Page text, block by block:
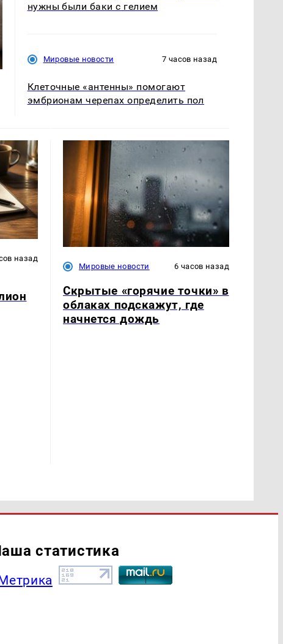
нужны были баки с гелием
Мировые новости 7 часов назад
Клеточные «антенны» помогают
эмбрионам черепах определить пол
назад
Мировые новости 6 часов назад
Скрытые «горячие точки» в
облаках подскажут, где
начнется дождь
статистика